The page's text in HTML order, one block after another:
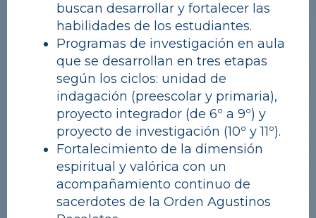
buscan desarrollar y fortalecer las
habilidades de los estudiantes.
Programas de investigación en aula
que se desarrollan en tres etapas
según los ciclos: unidad de
indagación (preescolar y primaria),
proyecto integrador (de 6º a 9º) y
proyecto de investigación (10º y 11º).
Fortalecimiento de la dimensión
espiritual y valórica con un
acompañamiento continuo de
sacerdotes de la Orden Agustinos